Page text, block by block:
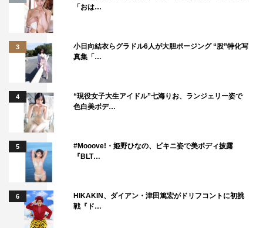
「おは…
3
小日向結衣らグラドル6人が大胆ポージング “股”特化写
真集「…
4
“現役女子大生アイドル”七海りお、ランジェリー姿で
色白美ボデ…
5
#Mooove!・姫野ひなの、ビキニ姿で美ボディ披露
『BLT…
6
HIKAKIN、ダイアン・津田篤宏がドリフコントに初挑
戦『ド…